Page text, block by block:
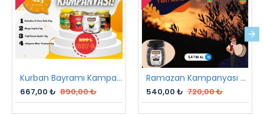
Kurban Bayramı Kampanyası
667,00 ₺ 890,00 ₺
Ramazan Kampanyası 2 2023
540,00 ₺ 720,00 ₺